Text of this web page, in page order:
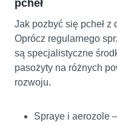
pcheł
Jak pozbyć się pcheł z
Oprócz regularnego
są specjalistyczne
pasożyty na różnych
rozwoju.
Spraye i aerozole